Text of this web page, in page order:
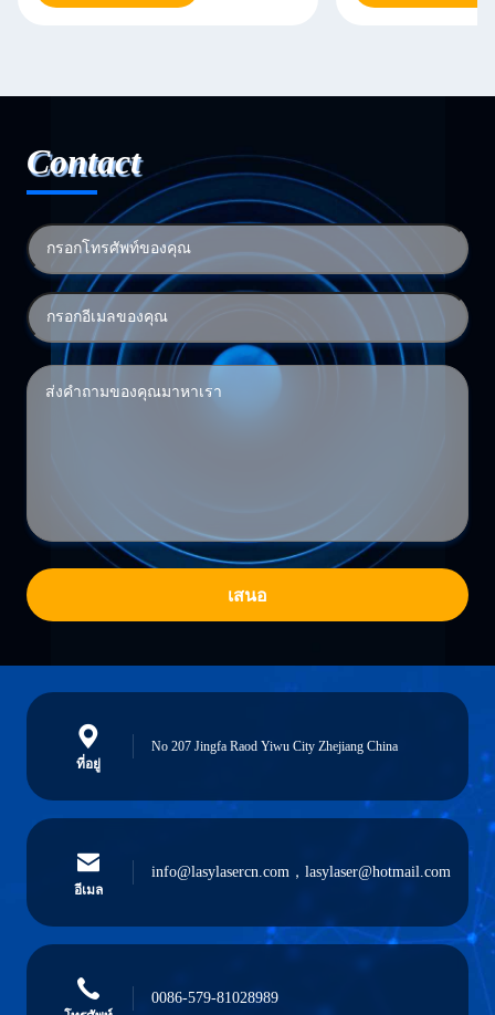
Contact
เสนอ
ที่อยู่
No 207 Jingfa Raod Yiwu City Zhejiang China
อีเมล
info@lasylasercn.com，lasylaser@hotmail.com
0086-579-81028989